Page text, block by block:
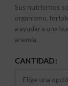
Sus nutrientes
organismo,
a ayudar a una
anemia.
CANTIDAD